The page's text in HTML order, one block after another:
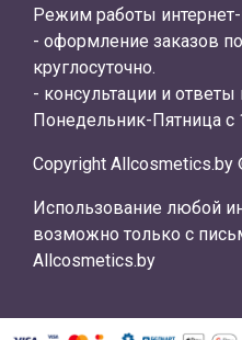
Режим работы интернет-
- оформление заказов
круглосуточно.
- консультации и
Понедельник-Пятница с
Copyright Allcosmetics.by
Использование любой
возможно только с
Allcosmetics.by